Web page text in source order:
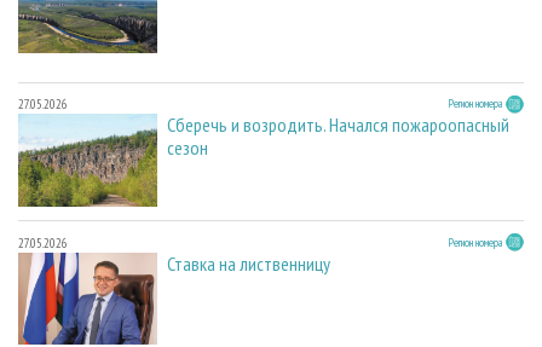
27.05.2026 Регион номера
Сберечь и возродить. Начался пожароопасный
сезон
27.05.2026 Регион номера
Ставка на лиственницу